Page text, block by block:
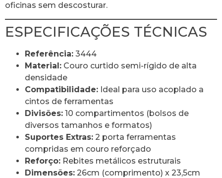
oficinas sem descosturar.
ESPECIFICAÇÕES TÉCNICAS
Referência: 3444
Material: Couro curtido semi-rígido de alta
densidade
Compatibilidade: Ideal para uso acoplado a
cintos de ferramentas
Divisões: 10 compartimentos (bolsos de
diversos tamanhos e formatos)
Suportes Extras: 2 porta ferramentas
compridas em couro reforçado
Reforço: Rebites metálicos estruturais
Dimensões: 26cm (comprimento) x 23,5cm